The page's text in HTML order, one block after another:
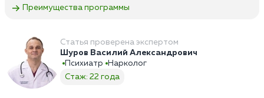
Преимущества программы
Статья проверена экспертом
Шуров Василий Александрович
Психиатр
Нарколог
Стаж: 22 года